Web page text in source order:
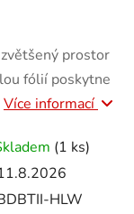
prostor
fólií poskytne
Více informací
(1 ks)
HLW